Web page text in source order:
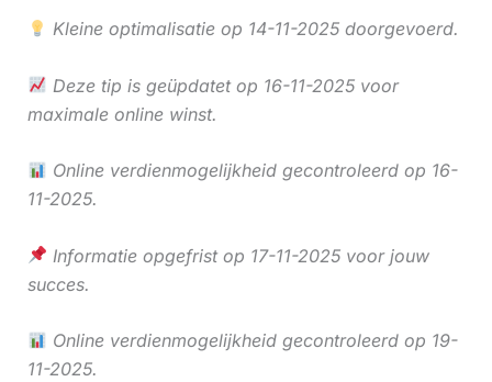
Kleine optimalisatie op 14-11-2025 doorgevoerd.
Deze tip is geüpdatet op 16-11-2025 voor
maximale online winst.
Online verdienmogelijkheid gecontroleerd op 16-
11-2025.
Informatie opgefrist op 17-11-2025 voor jouw
succes.
Online verdienmogelijkheid gecontroleerd op 19-
11-2025.